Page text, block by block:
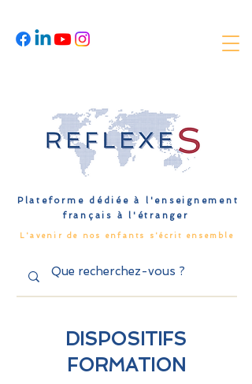
Plateforme dédiée à l'enseignement
français à l'étranger
L'avenir de nos enfants s'écrit ensemble
DISPOSITIFS
FORMATION